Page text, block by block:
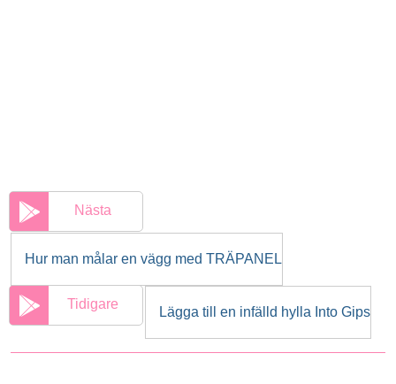
Nästa
Hur man målar en vägg med TRÄPANEL
Tidigare
Lägga till en infälld hylla Into Gips